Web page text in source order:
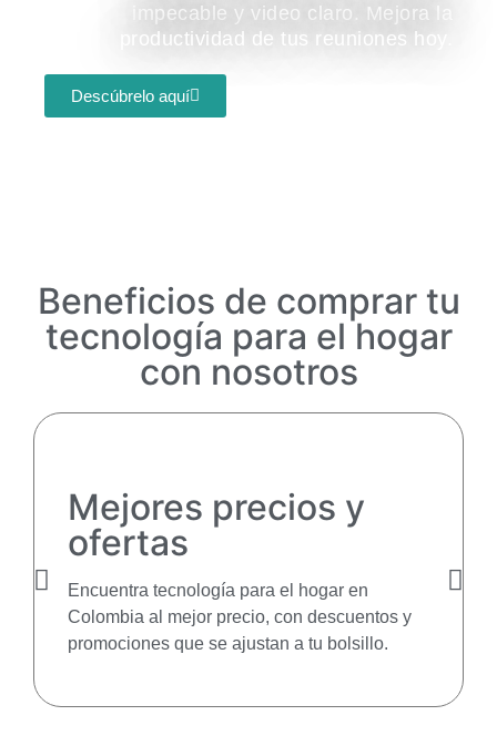
impecable y video claro. Mejora la
productividad de tus reuniones hoy.
Descúbrelo aquí
Beneficios de comprar tu
tecnología para el hogar
con nosotros
Mejores precios y
ofertas
Encuentra tecnología para el hogar en
Colombia al mejor precio, con descuentos y
promociones que se ajustan a tu bolsillo.